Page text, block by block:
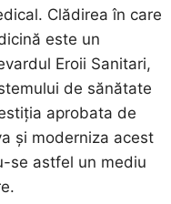
Clădirea în care
este un
Eroii Sanitari,
de sănătate
aprobata de
și moderniza acest
se astfel un mediu